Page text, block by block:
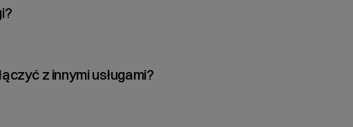
z innymi usługami?